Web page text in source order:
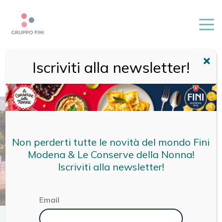
/MAGAZINE/TERRITORIO/ COSA VEDERE E COSA
FARE A RIMINI: TRA MARE, CULTURA E SAPORI DELLA
Iscriviti alla newsletter!
Non perderti tutte le novità del mondo Fini
Modena & Le Conserve della Nonna!
Iscriviti alla newsletter!
Email